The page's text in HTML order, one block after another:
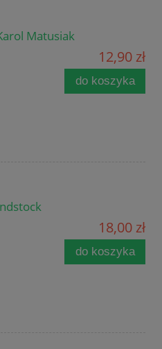
Matusiak
12,90 zł
do koszyka
18,00 zł
do koszyka